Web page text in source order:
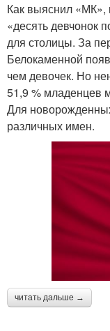
Как выяснил «МК»,
«десять девчонок
для столицы. За
Белокаменной
чем девочек. Но
51,9 % младенцев
Для
различных имен.
читать дальше →